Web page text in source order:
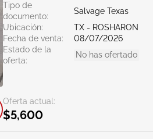
Tipo de
documento:
Salvage Texas
Ubicación:
TX - ROSHARON
Fecha de venta:
08/07/2026
Estado de la
oferta:
No has ofertado
Oferta actual:
$5,600